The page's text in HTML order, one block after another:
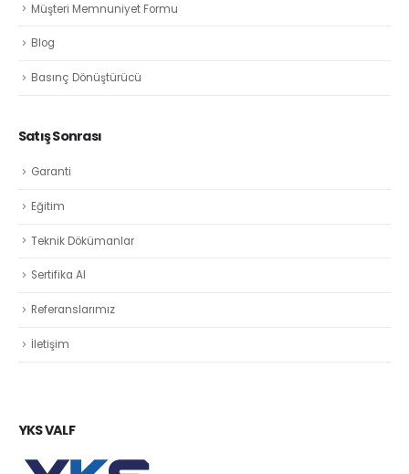
Müşteri Memnuniyet Formu
Blog
Basınç Dönüştürücü
Satış Sonrası
Garanti
Eğitim
Teknik Dökümanlar
Sertifika Al
Referanslarımız
İletişim
YKS VALF